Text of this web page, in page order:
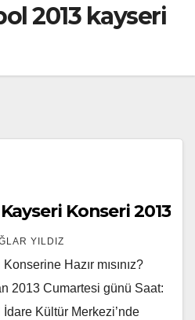
2013 kayseri
Konseri 2013
YILDIZ
Hazır mısınız?
2013 Cumartesi günü Saat:
Kültür Merkezi’nde